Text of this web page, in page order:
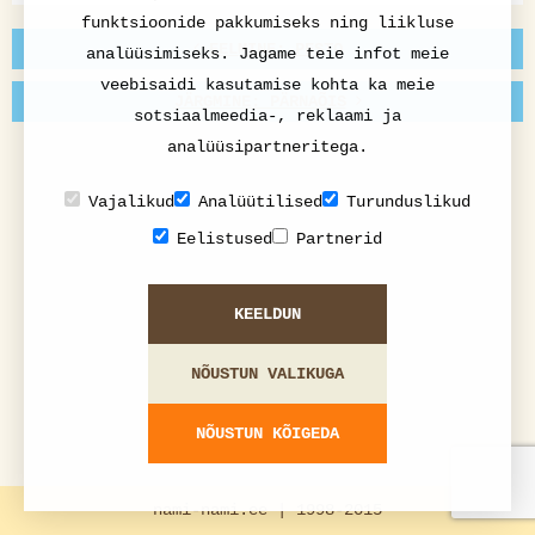
EELMINE: PESTO
nami-nami.ee | 1998-2015
funktsioonide pakkumiseks ning liikluse
analüüsimiseks. Jagame teie infot meie
veebisaidi kasutamise kohta ka meie
sotsiaalmeedia-, reklaami ja
analüüsipartneritega.
Vajalikud Analüütilised
Turunduslikud
Eelistused
Partnerid
KEELDUN
NÕUSTUN VALIKUGA
NÕUSTUN KÕIGEDA